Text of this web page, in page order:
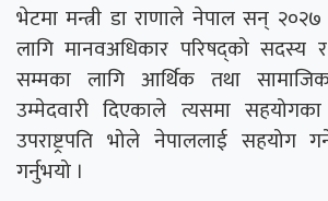
भेटमा मन्त्री डा राणाले नेपाल सन्
लागि मानवअधिकार परिषद्को सदस्य
सम्मका लागि आर्थिक तथा
उम्मेदवारी दिएकाले त्यसमा
उपराष्ट्रपति भोले नेपाललाई सहयोग
गर्नुभयो ।